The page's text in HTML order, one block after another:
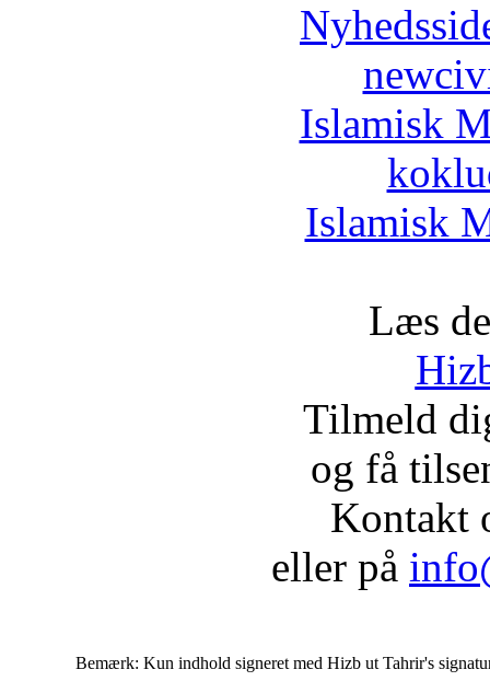
Islamisk
Islamisk
Læs
Tilmeld
og få
Kontakt
eller på
Bemærk: Kun indhold signeret med Hizb ut Tahrir's